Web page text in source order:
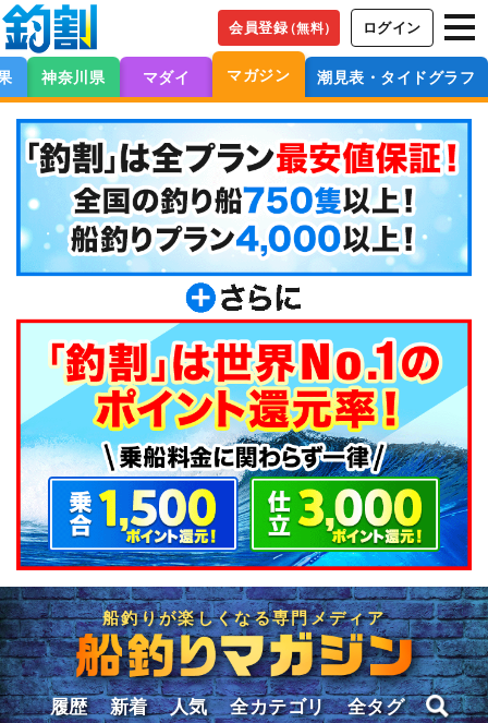
会員登録（無料） ログイン
神奈川県 マダイ マガジン 潮見表・タイドグラフ
船釣りが楽しくなる専門メディア
履歴 新着 人気 全カテゴリ 全タグ